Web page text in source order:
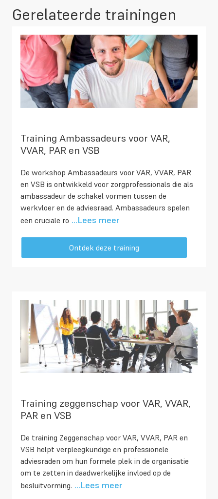
Gerelateerde trainingen
Training Ambassadeurs voor VAR,
VVAR, PAR en VSB
De workshop Ambassadeurs voor VAR, VVAR, PAR
en VSB is ontwikkeld voor zorgprofessionals die als
ambassadeur de schakel vormen tussen de
werkvloer en de adviesraad. Ambassadeurs spelen
een cruciale ro ...Lees meer
Ontdek deze training
Training zeggenschap voor VAR, VVAR,
PAR en VSB
De training Zeggenschap voor VAR, VVAR, PAR en
VSB helpt verpleegkundige en professionele
adviesraden om hun formele plek in de organisatie
om te zetten in daadwerkelijke invloed op de
besluitvorming. ...Lees meer